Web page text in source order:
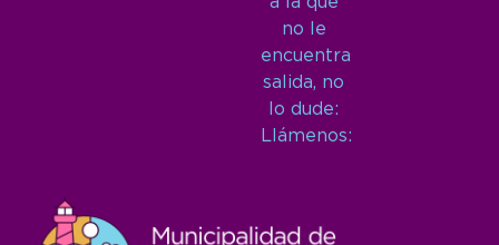
no le
encuentra
salida, no
lo dude:
Llámenos: